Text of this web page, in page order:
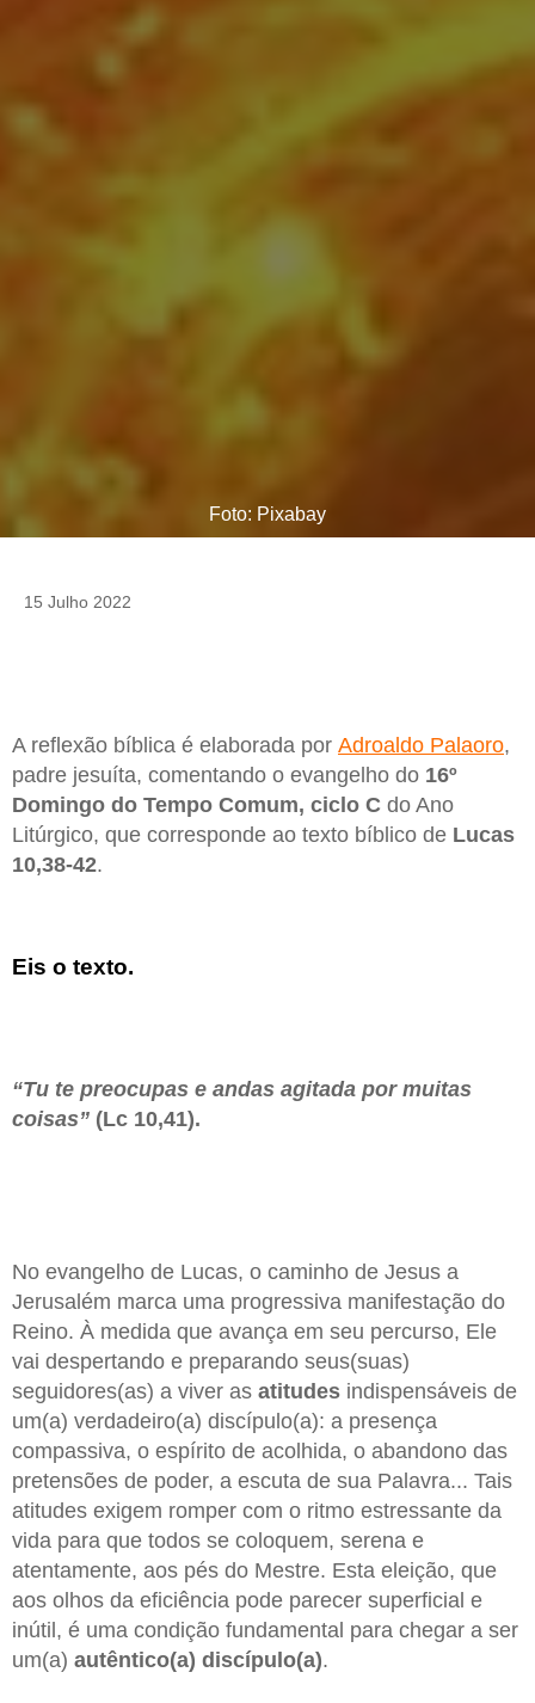
Foto: Pixabay
15 Julho 2022
A reflexão bíblica é elaborada por Adroaldo Palaoro,
padre jesuíta, comentando o evangelho do 16º
Domingo do Tempo Comum, ciclo C do Ano
Litúrgico, que corresponde ao texto bíblico de Lucas
10,38-42.
Eis o texto.
“Tu te preocupas e andas agitada por muitas
coisas” (Lc 10,41).
No evangelho de Lucas, o caminho de Jesus a
Jerusalém marca uma progressiva manifestação do
Reino. À medida que avança em seu percurso, Ele
vai despertando e preparando seus(suas)
seguidores(as) a viver as atitudes indispensáveis de
um(a) verdadeiro(a) discípulo(a): a presença
compassiva, o espírito de acolhida, o abandono das
pretensões de poder, a escuta de sua Palavra... Tais
atitudes exigem romper com o ritmo estressante da
vida para que todos se coloquem, serena e
atentamente, aos pés do Mestre. Esta eleição, que
aos olhos da eficiência pode parecer superficial e
inútil, é uma condição fundamental para chegar a ser
um(a) autêntico(a) discípulo(a).